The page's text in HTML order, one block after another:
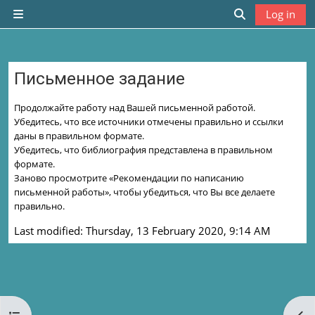
Skip to main content
Side panel
Toggle
Log in
Письменное задание
Completion requirements
Продолжайте работу над Вашей письменной работой.
Убедитесь, что все источники отмечены правильно и ссылки
даны в правильном формате.
Убедитесь, что библиография представлена в правильном
формате.
Заново просмотрите «Рекомендации по написанию
письменной работы», чтобы убедиться, что Вы все делаете
правильно.
Last modified: Thursday, 13 February 2020, 9:14 AM